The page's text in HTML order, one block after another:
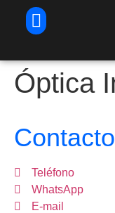
Óptica
Contacto
Teléfono
WhatsApp
E-mail